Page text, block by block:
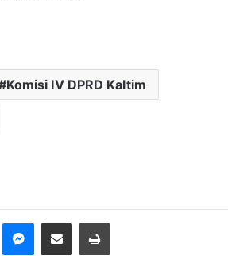
Komisi IV DPRD Kaltim
Messenger
Bagikan melalui Email Cetak